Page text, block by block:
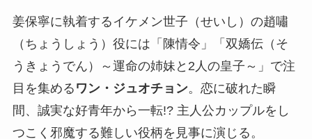
姜保寧に執着するイケメン世子（せいし）の趙嘯
（ちょうしょう）役には「陳情令」「双嬌伝（そ
うきょうでん）～運命の姉妹と2人の皇子～」で注
目を集める ワン・ジュオチョン。恋に破れた瞬
間、誠実な好青年から一転!? 主人公カップルをし
つこく邪魔する難しい役柄を見事に演じる。